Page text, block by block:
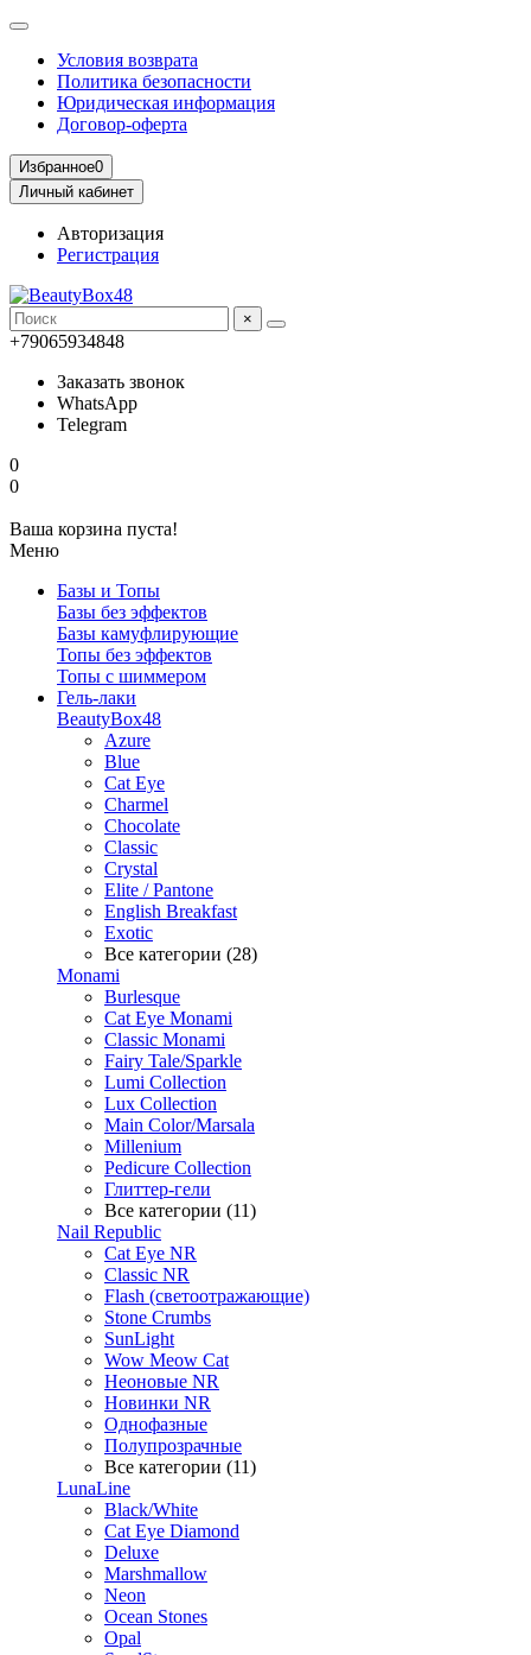
Условия возврата
Политика безопасности
Юридическая информация
Договор-оферта
Избранное0
Личный кабинет
Авторизация
Регистрация
×
+79065934848
Заказать звонок
WhatsApp
Telegram
0
0
Ваша корзина пуста!
Меню
Базы и Топы
Базы без эффектов
Базы камуфлирующие
Топы без эффектов
Топы с шиммером
Гель-лаки
BeautyBox48
Azure
Blue
Cat Eye
Charmel
Chocolate
Classic
Crystal
Elite / Pantone
English Breakfast
Exotic
Все категории (28)
Monami
Burlesque
Cat Eye Monami
Classic Monami
Fairy Tale/Sparkle
Lumi Collection
Lux Collection
Main Color/Marsala
Millenium
Pedicure Collection
Глиттер-гели
Все категории (11)
Nail Republic
Cat Eye NR
Classic NR
Flash (светоотражающие)
Stone Crumbs
SunLight
Wow Meow Cat
Неоновые NR
Новинки NR
Однофазные
Полупрозрачные
Все категории (11)
LunaLine
Black/White
Cat Eye Diamond
Deluxe
Marshmallow
Neon
Ocean Stones
Opal